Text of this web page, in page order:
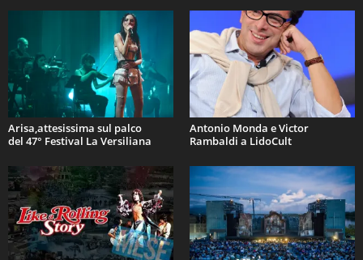
Arisa,attesissima sul palco
del 47° Festival La Versiliana
Antonio Monda e Victor
Rambaldi a LidoCult